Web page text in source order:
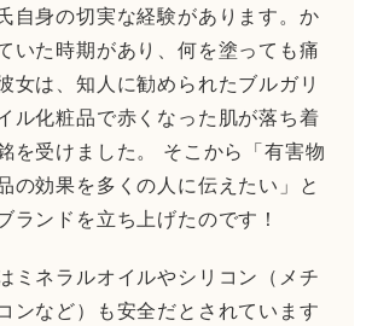
自身の切実な経験があります。か
いた時期があり、何を塗っても痛
女は、知人に勧められたブルガリ
ル化粧品で赤くなった肌が落ち着
を受けました。 そこから「有害物
の効果を多くの人に伝えたい」と
ランドを立ち上げたのです！
ミネラルオイルやシリコン（メチ
ンなど）も安全だとされています